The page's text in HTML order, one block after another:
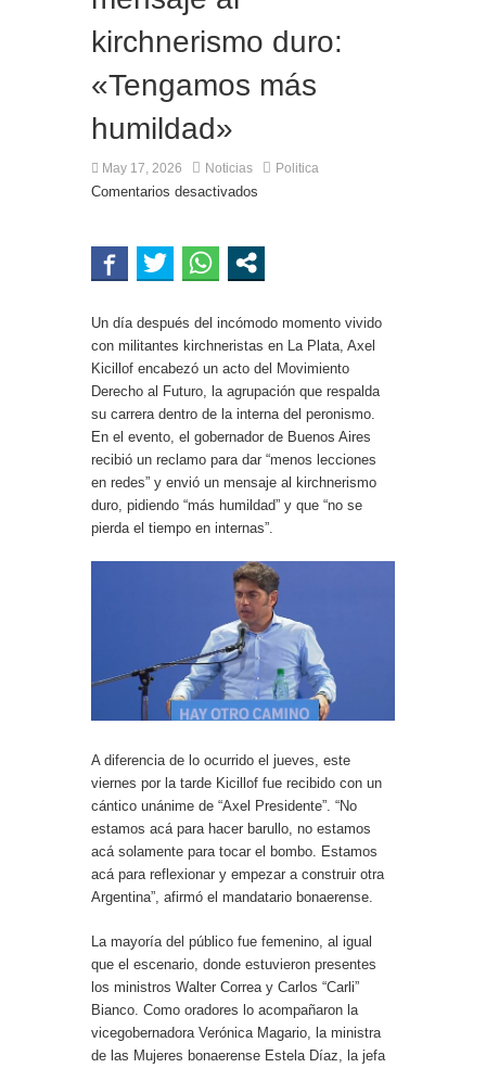
kirchnerismo duro:
«Tengamos más
humildad»
May 17, 2026 Noticias Politica
Comentarios desactivados
Un día después del incómodo momento vivido
con militantes kirchneristas en La Plata, Axel
Kicillof encabezó un acto del Movimiento
Derecho al Futuro, la agrupación que respalda
su carrera dentro de la interna del peronismo.
En el evento, el gobernador de Buenos Aires
recibió un reclamo para dar “menos lecciones
en redes” y envió un mensaje al kirchnerismo
duro, pidiendo “más humildad” y que “no se
pierda el tiempo en internas”.
A diferencia de lo ocurrido el jueves, este
viernes por la tarde Kicillof fue recibido con un
cántico unánime de “Axel Presidente”. “No
estamos acá para hacer barullo, no estamos
acá solamente para tocar el bombo. Estamos
acá para reflexionar y empezar a construir otra
Argentina”, afirmó el mandatario bonaerense.
La mayoría del público fue femenino, al igual
que el escenario, donde estuvieron presentes
los ministros Walter Correa y Carlos “Carli”
Bianco. Como oradores lo acompañaron la
vicegobernadora Verónica Magario, la ministra
de las Mujeres bonaerense Estela Díaz, la jefa